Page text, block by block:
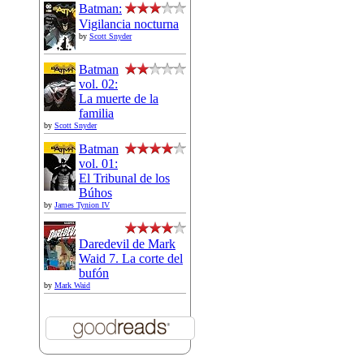
Batman:
Vigilancia nocturna
by Scott Snyder
Batman
vol. 02:
La muerte de la
familia
by Scott Snyder
Batman
vol. 01:
El Tribunal de los
Búhos
by James Tynion IV
Daredevil de Mark
Waid 7. La corte del
bufón
by Mark Waid